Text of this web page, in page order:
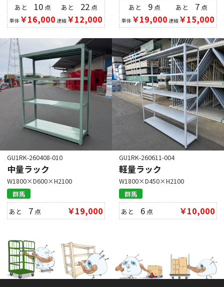
あと 10点
単体 ￥16,000
あと 22 点
連結￥12,000
あと 9 点
単体 ￥19,000
あと 7点
連結￥15,000
GU1RK-260408-010
中量ラック
W1800×D600×H2100
群馬
あと 7 点 ￥19,000
GU1RK-260611-004
軽量ラック
W1800×D450×H2100
群馬
あと 6 点 ￥10,000